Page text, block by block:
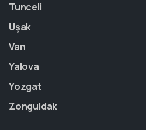
Tunceli
Uşak
Van
Yalova
Yozgat
Zonguldak